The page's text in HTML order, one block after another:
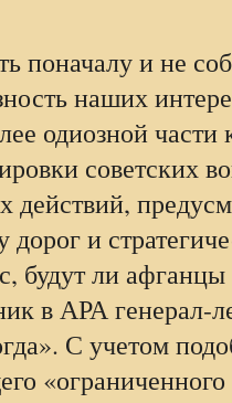
поначалу и не
наших
одиозной части
советских
действий,
дорог и
будут ли
в АРА генерал-
С учетом